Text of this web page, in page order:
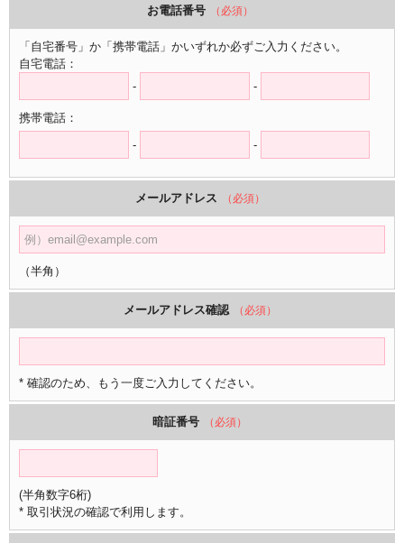
お電話番号 （必須）
「自宅番号」か「携帯電話」かいずれか必ずご入力ください。
自宅電話：
-
-
携帯電話：
-
-
メールアドレス （必須）
（半角）
メールアドレス確認 （必須）
* 確認のため、もう一度ご入力してください。
暗証番号 （必須）
(半角数字6桁)
* 取引状況の確認で利用します。